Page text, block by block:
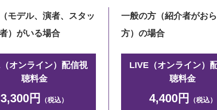
モデル、演者、スタッ
）がいる場合
オンライン）配信視
聴料金
3,300円 （税込）
一般の方（紹介者がお
方）の場合
LIVE（オンライン）
聴料金
4,400円 （税込）